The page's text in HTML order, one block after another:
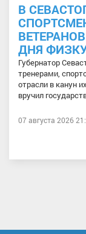
В
ДНЯ
Губернатор
тренерами,
отрасли в канун
вручил
07 августа 2026